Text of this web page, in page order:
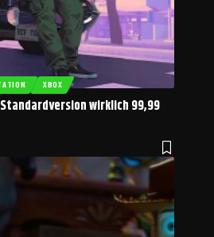
XBOX
wirklich 99,99